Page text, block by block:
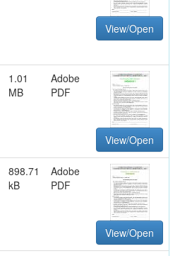
View/Open
1.01
MB
Adobe
PDF
View/Open
898.71
kB
Adobe
PDF
View/Open